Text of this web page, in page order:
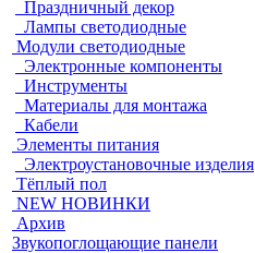
Праздничный декор
Лампы светодиодные
Модули светодиодные
Электронные компоненты
Инструменты
Материалы для монтажа
Кабели
Элементы питания
Электроустановочные изделия
Тёплый пол
NEW НОВИНКИ
Архив
Звукопоглощающие панели